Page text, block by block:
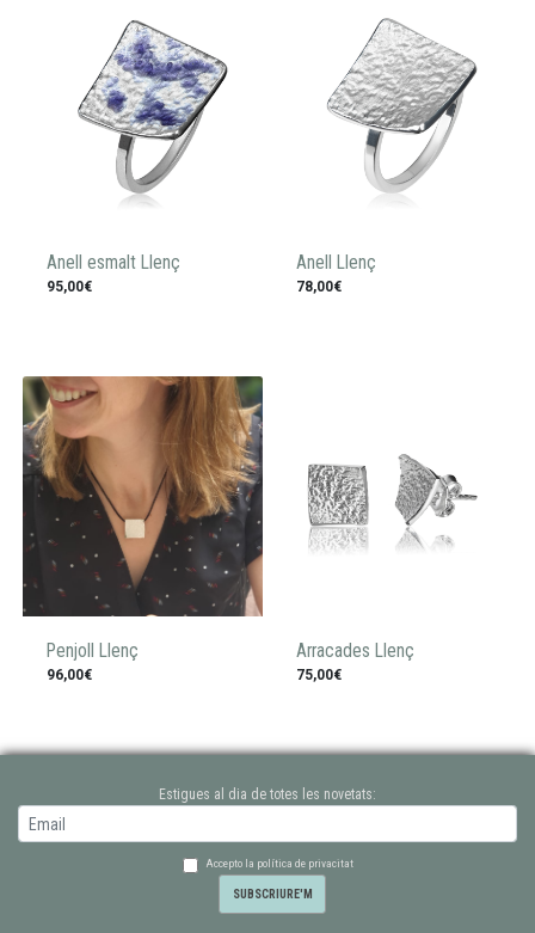
Anell esmalt Llenç
95,00€
Anell Llenç
78,00€
Penjoll Llenç
96,00€
Arracades Llenç
75,00€
Estigues al dia de totes les novetats:
Accepto la política de privacitat